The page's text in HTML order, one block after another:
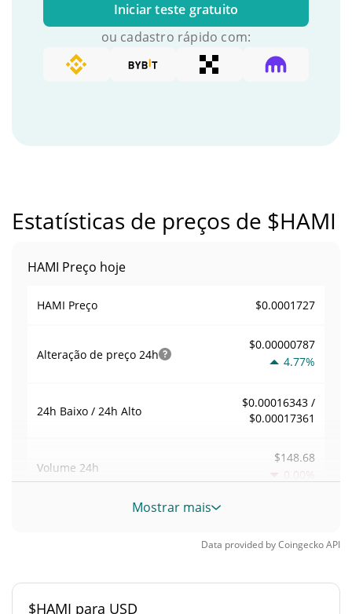
Iniciar teste gratuito
ou cadastro rápido com:
Estatísticas de preços de $HAMI
HAMI Preço hoje
HAMI Preço $0.0001727
Alteração de preço 24h
$0.00000787
4.77%
24h Baixo / 24h Alto
$0.00016343 /
$0.00017361
Volume 24h
$148.68
0.00%
Volume / Limite de
Mostrar mais
Data provided byCoingeckoAPI
$HAMI para USD